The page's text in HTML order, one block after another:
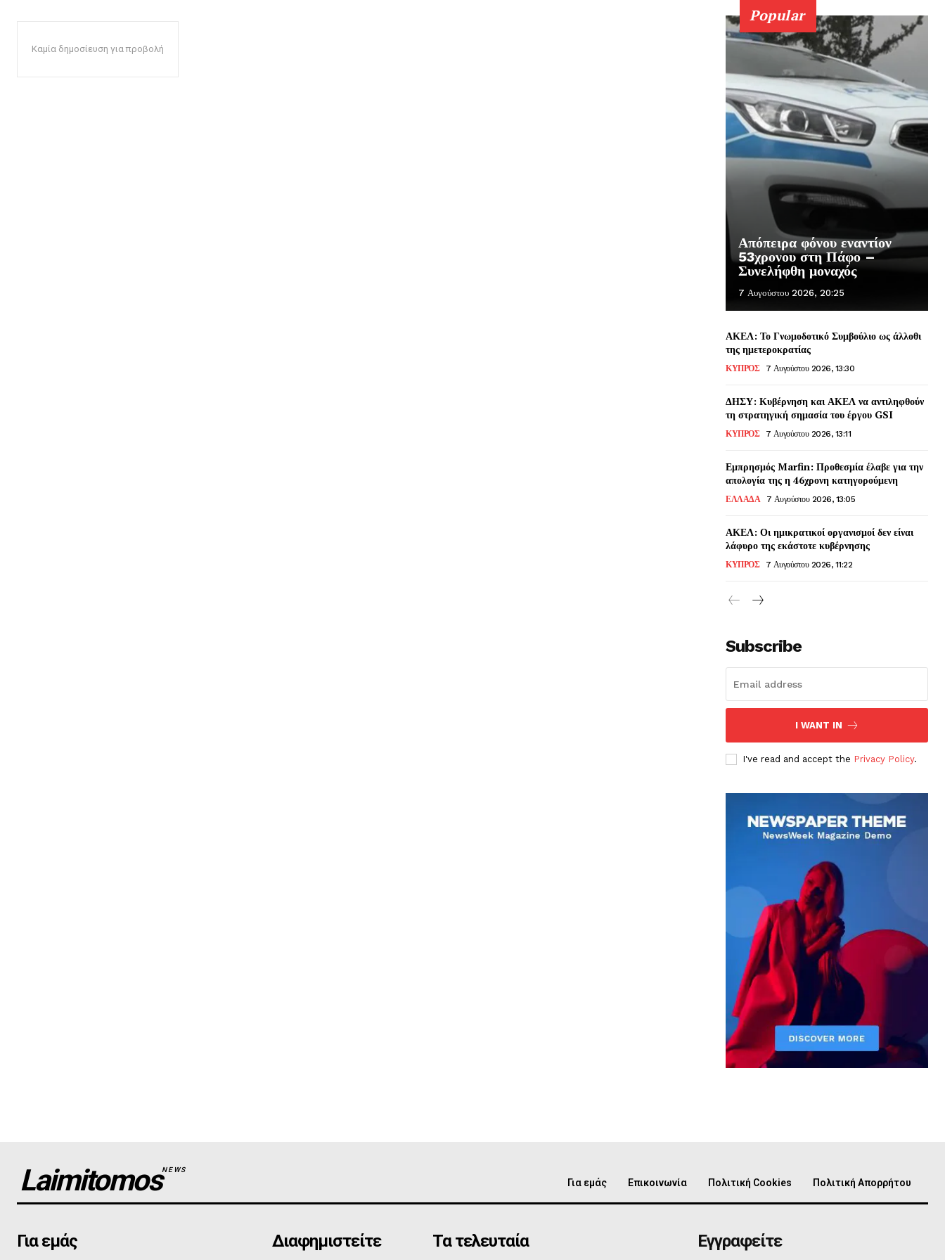
Καμία δημοσίευση για προβολή
Popular
Απόπειρα φόνου εναντίον
53χρονου στη Πάφο –
Συνελήφθη μοναχός
7 Αυγούστου 2026, 20:25
ΑΚΕΛ: Το Γνωμοδοτικό Συμβούλιο ως άλλοθι
της ημετεροκρατίας
ΚΥΠΡΟΣ 7 Αυγούστου 2026, 13:30
ΔΗΣΥ: Κυβέρνηση και ΑΚΕΛ να αντιληφθούν
τη στρατηγική σημασία του έργου GSI
ΚΥΠΡΟΣ 7 Αυγούστου 2026, 13:11
Εμπρησμός Marfin: Προθεσμία έλαβε για την
απολογία της η 46χρονη κατηγορούμενη
ΕΛΛΑΔΑ 7 Αυγούστου 2026, 13:05
ΑΚΕΛ: Οι ημικρατικοί οργανισμοί δεν είναι
λάφυρο της εκάστοτε κυβέρνησης
ΚΥΠΡΟΣ 7 Αυγούστου 2026, 11:22
Subscribe
I WANT IN
I've read and accept the Privacy Policy.
LaimitomosNEWS
Για εμάς Επικοινωνία Πολιτική Cookies Πολιτική Απορρήτου
Για εμάς Διαφημιστείτε Τα τελευταία Εγγραφείτε